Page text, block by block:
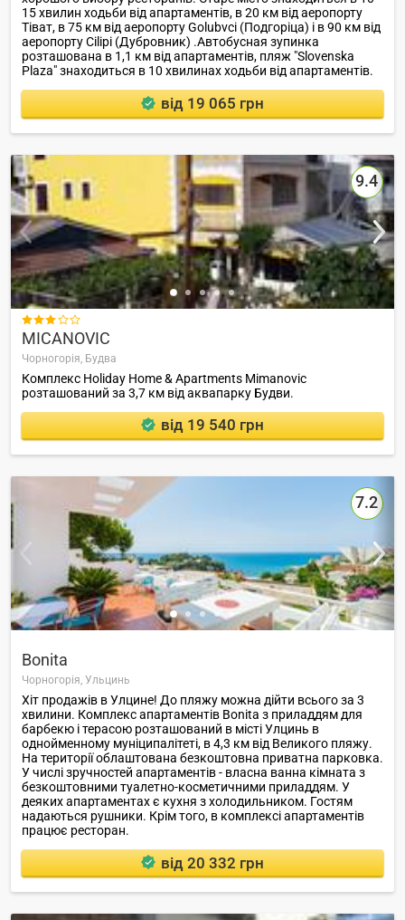
15 хвилин ходьби від апартаментів, в 20 км від аеропорту
Тіват, в 75 км від аеропорту Golubvci (Подгоріца) і в 90 км від
аеропорту Cilipi (Дубровник) .Автобусная зупинка
розташована в 1,1 км від апартаментів, пляж "Slovenska
Plaza" знаходиться в 10 хвилинах ходьби від апартаментів.
від 19 065 грн
9.4

MICANOVIC
Чорногорія, Будва
Комплекс Holiday Home & Apartments Mimanovic
розташований за 3,7 км від аквапарку Будви.
від 19 540 грн
7.2
Bonita
Чорногорія, Ульцинь
Хіт продажів в Улцине! До пляжу можна дійти всього за 3
хвилини. Комплекс апартаментів Bonita з приладдям для
барбекю і терасою розташований в місті Улцинь в
однойменному муніципалітеті, в 4,3 км від Великого пляжу.
На території облаштована безкоштовна приватна парковка.
У числі зручностей апартаментів - власна ванна кімната з
безкоштовними туалетно-косметичними приладдям. У
деяких апартаментах є кухня з холодильником. Гостям
надаються рушники. Крім того, в комплексі апартаментів
працює ресторан.
від 20 332 грн